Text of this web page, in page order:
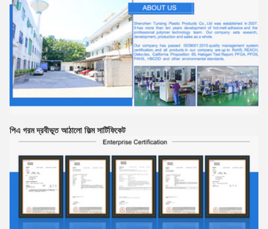
পিএ গরম দ্রবীভূত আঠালো ফিল্ম সার্টিফিকেট